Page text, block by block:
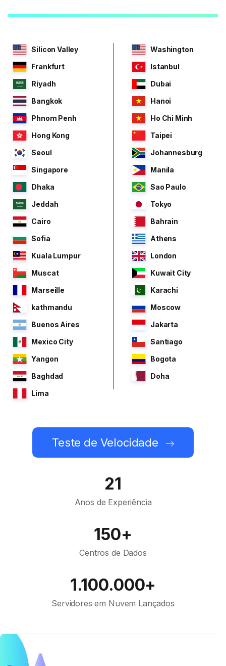
Silicon Valley
Washington
Frankfurt
Istanbul
Riyadh
Dubai
Bangkok
Hanoi
Phnom Penh
Ho Chi Minh
Hong Kong
Taipei
Seoul
Johannesburg
Singapore
Manila
Dhaka
Sao Paulo
Jeddah
Tokyo
Cairo
Bahrain
Sofia
Athens
Kuala Lumpur
London
Muscat
Kuwait City
Marseille
Karachi
kathmandu
Moscow
Buenos Aires
Jakarta
Mexico City
Santiago
Yangon
Bogota
Baghdad
Doha
Lima
Teste de Velocidade
21
Anos de Experiência
150+
Centros de Dados
1.100.000+
Servidores em Nuvem Lançados